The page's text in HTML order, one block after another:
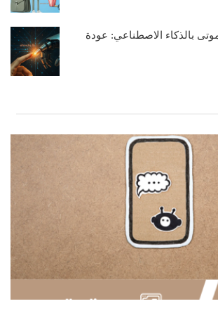
بالذكاء الاصطناعي: عودة